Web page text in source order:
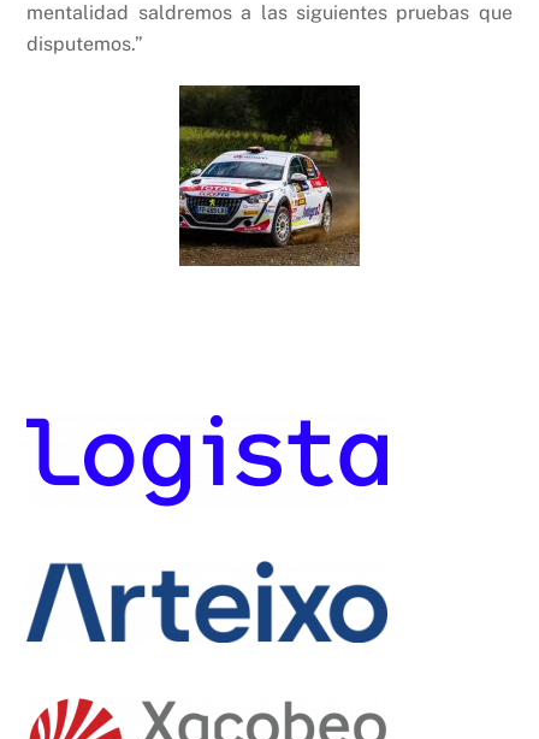
mentalidad saldremos a las siguientes pruebas que
disputemos.”